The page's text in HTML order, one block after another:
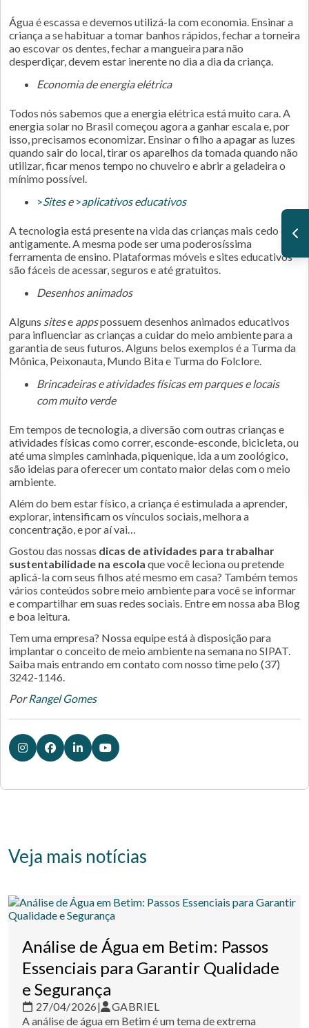
Água é escassa e devemos utilizá-la com economia. Ensinar a
criança a se habituar a tomar banhos rápidos, fechar a torneira
ao escovar os dentes, fechar a mangueira para não
desperdiçar, devem estar inerente no dia a dia da criança.
Economia de energia elétrica
Todos nós sabemos que a energia elétrica está muito cara. A
energia solar no Brasil começou agora a ganhar escala e, por
isso, precisamos economizar. Ensinar o filho a apagar as luzes
quando sair do local, tirar os aparelhos da tomada quando não
utilizar, ficar menos tempo no chuveiro e abrir a geladeira o
mínimo possível.
>Sitese >aplicativos educativos
A tecnologia está presente na vida das crianças mais cedo que
antigamente. A mesma pode ser uma poderosíssima
ferramenta de ensino. Plataformas móveis e sites educativos
são fáceis de acessar, seguros e até gratuitos.
Desenhos animados
Alguns sitese appspossuem desenhos animados educativos
para influenciar as crianças a cuidar do meio ambiente para a
garantia de seus futuros. Alguns belos exemplos é a Turma da
Mônica, Peixonauta, Mundo Bita e Turma do Folclore.
Brincadeiras e atividades físicas em parques e locais
com muito verde
Em tempos de tecnologia, a diversão com outras crianças e
atividades físicas como correr, esconde-esconde, bicicleta, ou
até uma simples caminhada, piquenique, ida a um zoológico,
são ideias para oferecer um contato maior delas com o meio
ambiente.
Além do bem estar físico, a criança é estimulada a aprender,
explorar, intensificam os vínculos sociais, melhora a
concentração, e por aí vai…
Gostou das nossas dicas de atividades para trabalhar
sustentabilidade na escola que você leciona ou pretende
aplicá-la com seus filhos até mesmo em casa? Também temos
vários conteúdos sobre meio ambiente para você se informar
e compartilhar em suas redes sociais. Entre em nossa aba Blog
e boa leitura.
Tem uma empresa? Nossa equipe está à disposição para
implantar o conceito de meio ambiente na semana no SIPAT.
Saiba mais entrando em contato com nosso time pelo (37)
3242-1146.
PorRangel Gomes
Veja mais notícias
Análise de Água em Betim: Passos
Essenciais para Garantir Qualidade
e Segurança
27/04/2026|
GABRIEL
A análise de água em Betim é um tema de extrema